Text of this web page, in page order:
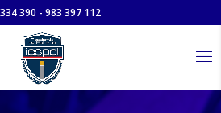
390 - 983 397 112